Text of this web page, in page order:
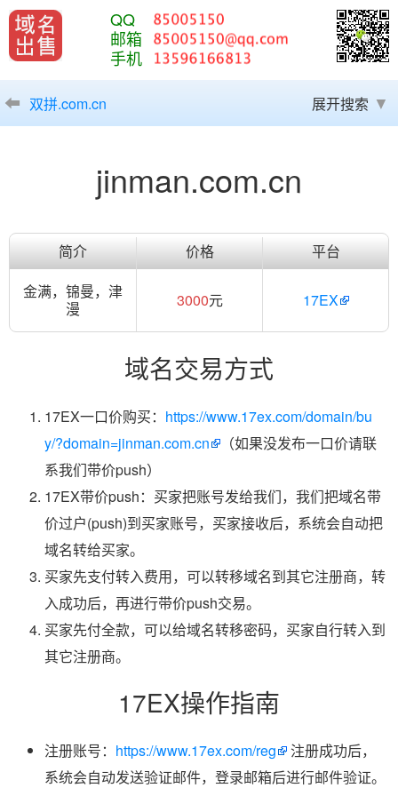
QQ
邮箱
手机
双拼.com.cn 展开搜索
jinman.com.cn
简介 价格
平台
金满，锦曼，津
漫
3000元 17EX
域名交易方式
17EX一口价购买： https://www.17ex.com/domain/bu
y/?domain=jinman.com.cn
（如果没发布一口价请联
系我们带价push）
17EX带价push：买家把账号发给我们，我们把域名带
价过户(push)到买家账号，买家接收后，系统会自动把
域名转给买家。
买家先支付转入费用，可以转移域名到其它注册商，转
入成功后，再进行带价push交易。
买家先付全款，可以给域名转移密码，买家自行转入到
其它注册商。
17EX操作指南
注册账号： https://www.17ex.com/reg
注册成功后，
系统会自动发送验证邮件，登录邮箱后进行邮件验证。